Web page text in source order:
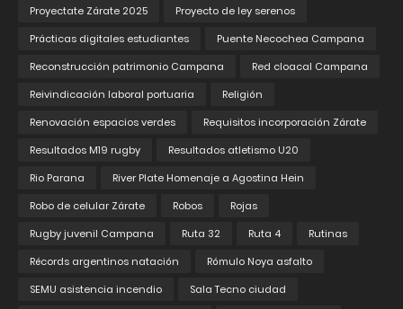
Proyectate Zárate 2025
Proyecto de ley serenos
Prácticas digitales estudiantes
Puente Necochea Campana
Reconstrucción patrimonio Campana
Red cloacal Campana
Reivindicación laboral portuaria
Religión
Renovación espacios verdes
Requisitos incorporación Zárate
Resultados M19 rugby
Resultados atletismo U20
Rio Parana
River Plate Homenaje a Agostina Hein
Robo de celular Zárate
Robos
Rojas
Rugby juvenil Campana
Ruta 32 Ruta 4
Rutinas
Récords argentinos natación
Rómulo Noya asfalto
SEMU asistencia incendio
Sala Tecno ciudad